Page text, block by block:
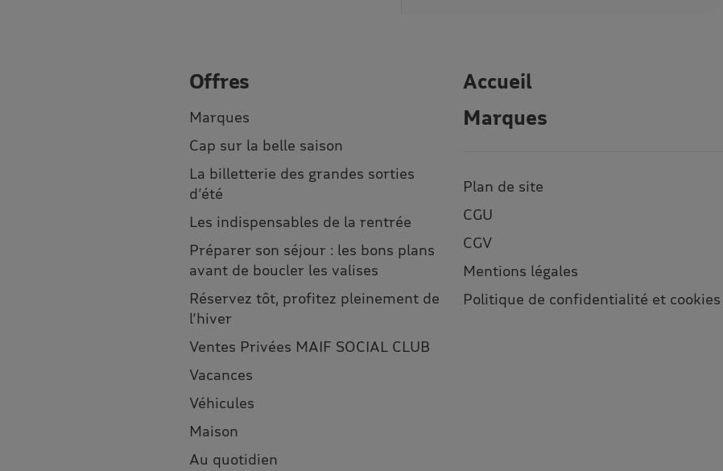
Offres
Marques
Cap sur la belle saison
La billetterie des grandes sorties
d’été
Les indispensables de la rentrée
Préparer son séjour : les bons plans
avant de boucler les valises
Réservez tôt, profitez pleinement de
l’hiver
Ventes Privées MAIF SOCIAL CLUB
Vacances
Véhicules
Maison
Au quotidien
Accueil
Marques
Plan de site
CGU
CGV
Mentions légales
Politique de confidentialité et cookies